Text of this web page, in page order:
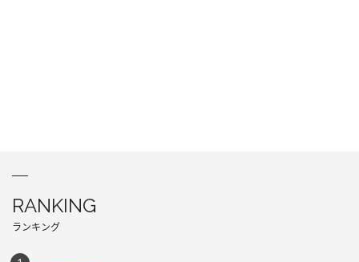
RANKING
ランキング